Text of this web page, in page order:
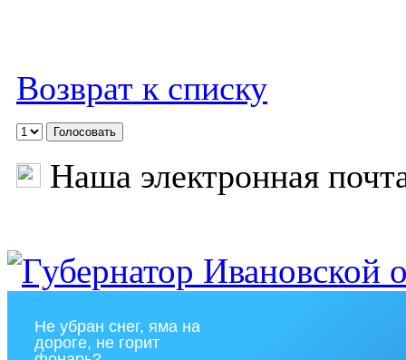
Возврат к списку
Наша электронная
Не убран снег, яма на
дороге, не горит